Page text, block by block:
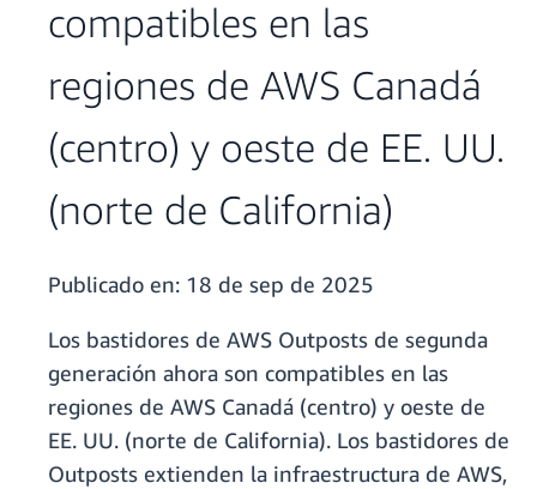
compatibles en las
regiones de AWS Canadá
(centro) y oeste de EE. UU.
(norte de California)
Publicado en: 18 de sep de 2025
Los bastidores de AWS Outposts de segunda
generación ahora son compatibles en las
regiones de AWS Canadá (centro) y oeste de
EE. UU. (norte de California). Los bastidores de
Outposts extienden la infraestructura de AWS,